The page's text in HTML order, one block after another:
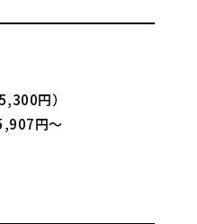
円）
円～